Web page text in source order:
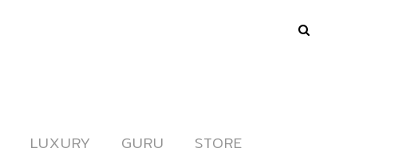
LUXURY
LUXURY GURU
GURU STORE
STORE